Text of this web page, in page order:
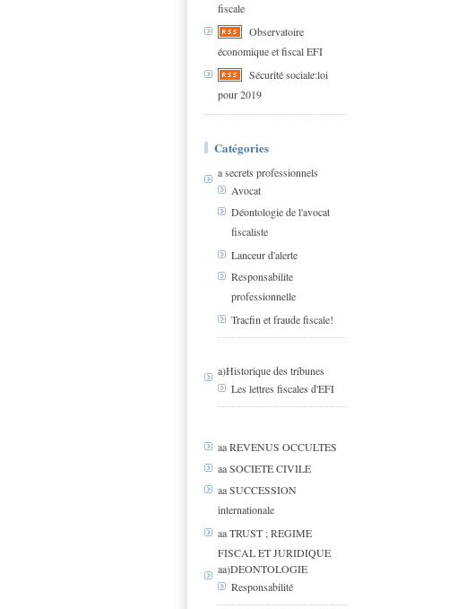
fiscale
Observatoire
économique et fiscal EFI
Sécurité sociale:loi
pour 2019
Catégories
a secrets professionnels
Avocat
Déontologie de l'avocat
fiscaliste
Lanceur d'alerte
Responsabilite
professionnelle
Tracfin et fraude fiscale!
a)Historique des tribunes
Les lettres fiscales d'EFI
aa REVENUS OCCULTES
aa SOCIETE CIVILE
aa SUCCESSION
internationale
aa TRUST ; REGIME
FISCAL ET JURIDIQUE
aa)DEONTOLOGIE
Responsabilité